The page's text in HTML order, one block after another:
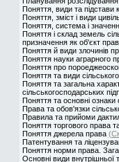
Поняття, види та підстави
Поняття, зміст і види
Поняття, система і
Поняття і склад земель
призначення як об'єкт
Поняття й види злочинів
Поняття науки аграрного
Поняття про
Поняття та види
Поняття та загальна
сільськогосподарських
Поняття та основні
Права та обов'язки
Правила та прийоми
Поняття торгового права
Поняття джерела права
Патентування та
Поняття норми права.
Основні види внутрішньої